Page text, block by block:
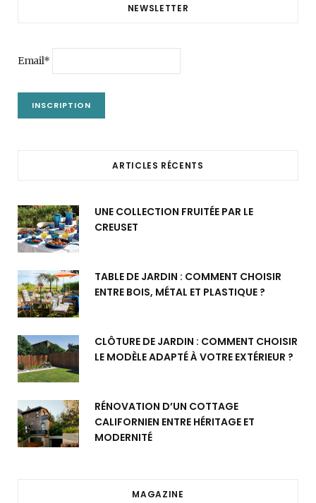
NEWSLETTER
Email*
ARTICLES RÉCENTS
UNE COLLECTION FRUITÉE PAR LE
CREUSET
TABLE DE JARDIN : COMMENT CHOISIR
ENTRE BOIS, MÉTAL ET PLASTIQUE ?
CLÔTURE DE JARDIN : COMMENT CHOISIR
LE MODÈLE ADAPTÉ À VOTRE EXTÉRIEUR ?
RÉNOVATION D’UN COTTAGE
CALIFORNIEN ENTRE HÉRITAGE ET
MODERNITÉ
MAGAZINE